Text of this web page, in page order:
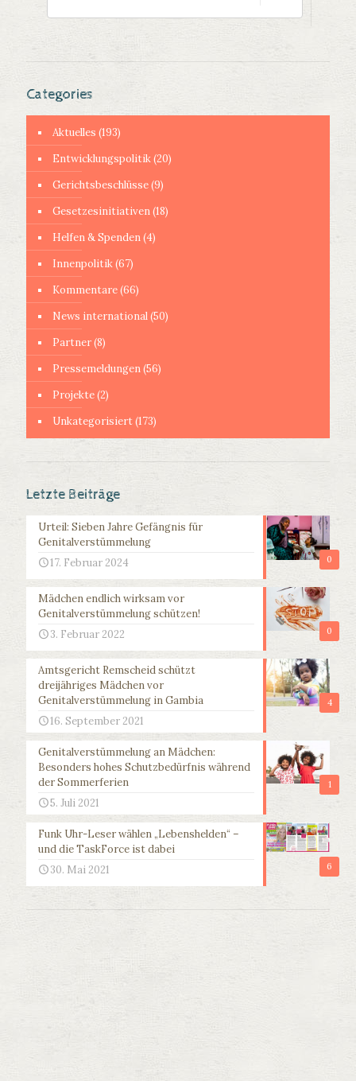
Categories
Aktuelles (193)
Entwicklungspolitik(20)
Gerichtsbeschlüsse(9)
Gesetzesinitiativen(18)
Helfen & Spenden(4)
Innenpolitik(67)
Kommentare(66)
News international(50)
Partner(8)
Pressemeldungen(56)
Projekte(2)
Unkategorisiert(173)
Letzte Beiträge
0
Urteil: Sieben Jahre Gefängnis für
Genitalverstümmelung
17. Februar 2024
0
Mädchen endlich wirksam vor
Genitalverstümmelung schützen!
3. Februar 2022
4
Amtsgericht Remscheid schützt
dreijähriges Mädchen vor
Genitalverstümmelung in Gambia
16. September 2021
1
Genitalverstümmelung an Mädchen:
Besonders hohes Schutzbedürfnis während
der Sommerferien
5. Juli 2021
6
Funk Uhr-Leser wählen „Lebenshelden“ –
und die TaskForce ist dabei
30. Mai 2021